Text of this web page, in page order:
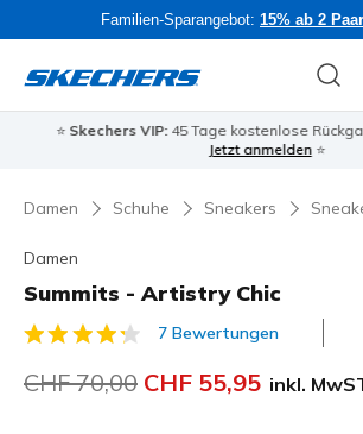
Familien-Sparangebot: 15% ab 2
⭐ Skechers VIP:45 Tage kostenlose
Jetzt anmelden⭐
Damen Schuhe Sneakers
Damen
Summits - Artistry Chic
5 von 5 Kundenbewertungen
7 Bewertungen
Reduziert von
CHF 70,00 auf
CHF 55,95 inkl.